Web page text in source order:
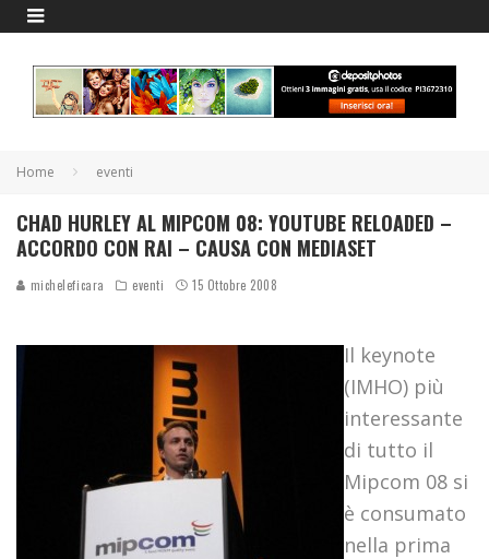
Home eventi
CHAD HURLEY AL MIPCOM 08: YOUTUBE RELOADED –
ACCORDO CON RAI – CAUSA CON MEDIASET
micheleficara eventi 15 Ottobre 2008
Il keynote
(IMHO) più
interessante
di tutto il
Mipcom 08 si
è consumato
nella prima